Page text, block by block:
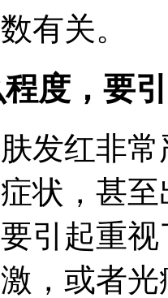
有关。
度，要
发红非
状，甚
引起重
，或者